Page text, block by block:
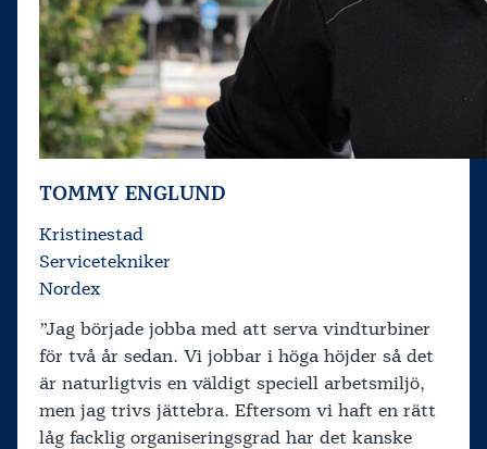
TOMMY ENGLUND
Kristinestad
Servicetekniker
Nordex
”Jag började jobba med att serva vindturbiner
för två år sedan. Vi jobbar i höga höjder så det
är naturligtvis en väldigt speciell arbetsmiljö,
men jag trivs jättebra. Eftersom vi haft en rätt
låg facklig organiseringsgrad har det kanske